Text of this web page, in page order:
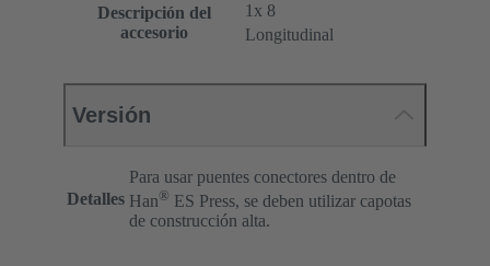
Descripción del
accesorio
1x 8
Longitudinal
Versión
Detalles
Para usar puentes conectores dentro de
Han® ES Press, se deben utilizar capotas
de construcción alta.